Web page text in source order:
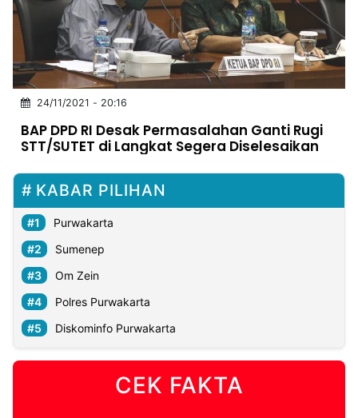
INDONESIA
Partner
NTB
Time
IDN
Jogja
Rakyat
News
Notice
Baru
Follow
Kabarbaru
24/11/2021 - 20:16
BAP DPD RI Desak Permasalahan Ganti Rugi
STT/SUTET di Langkat Segera Diselesaikan
KABAR PILIHAN
Purwakarta
Sumenep
Om Zein
Polres Purwakarta
Diskominfo Purwakarta
CEK FAKTA